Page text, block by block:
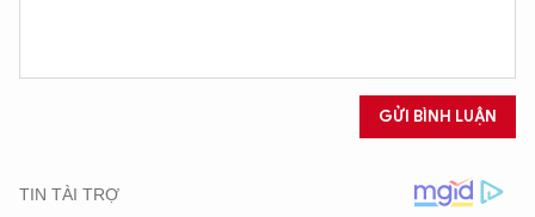
GỬI BÌNH LUẬN
Hãy hỏi tôi bất kỳ điều gì bạn cần biết về
An Ninh Thủ Đô nhé. Tôi sẵn sàng hỗ trợ!